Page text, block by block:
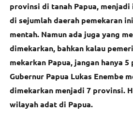
provinsi di tanah Papua, menjadi
di sejumlah daerah pemekaran
mentah. Namun ada juga yang
dimekarkan, bahkan kalau
mekarkan Papua, jangan hanya
Gubernur Papua Lukas Enembe
dimekarkan menjadi 7 provinsi.
wilayah adat di Papua.